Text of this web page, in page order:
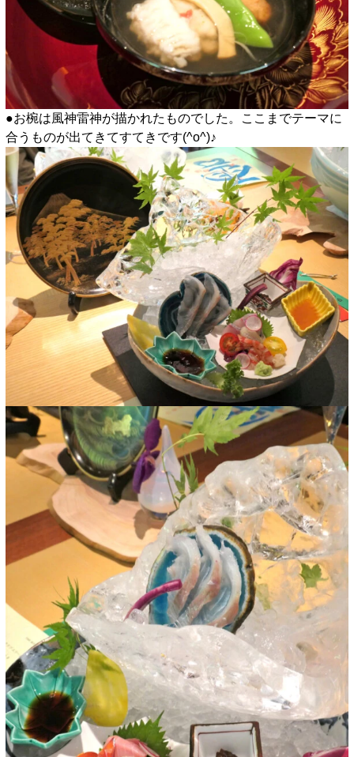
●お椀は風神雷神が描かれたものでした。ここまでテーマに
合うものが出てきてすてきです(^o^)♪